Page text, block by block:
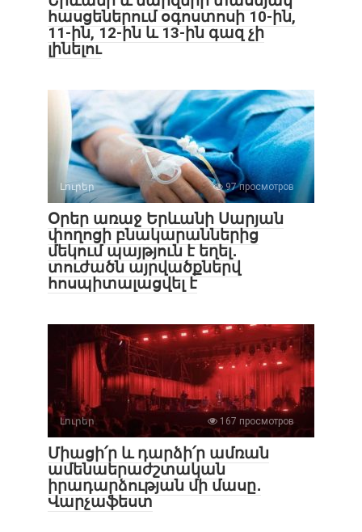
հասցեներում օգոստոսի 10-ին,
11-ին, 12-ին և 13-ին գազ չի
լինելու
Լուրեր 97 просмотров
Օրեր առաջ Երևանի Սարյան
փողոցի բնակարաններից
մեկում պայթյուն է եղել․
տուժածն այրվածքներվ
հոսպիտալացվել է
Լուրեր 167 просмотров
Միացի՛ր և դարձի՛ր ամռան
ամենաերաժշտական
իրադարձության մի մասը․
Վարչաֆեստ